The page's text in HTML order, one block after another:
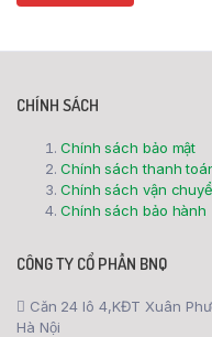
CHÍNH SÁCH
Chính sách bảo mật
Chính sách thanh
Chính sách vận
Chính sách bảo hành
CÔNG TY CỔ PHẦN BNQ
Căn 24 lô 4,KĐT Xuân
Hà Nội